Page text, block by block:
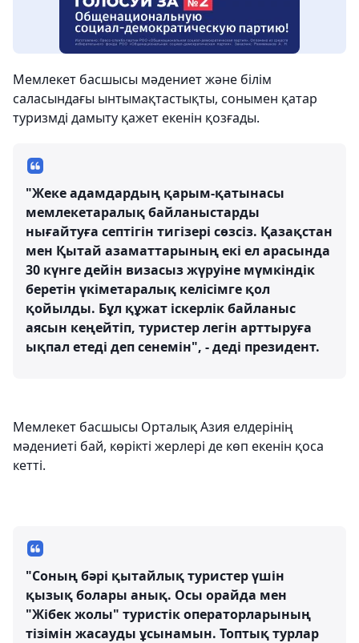
Мемлекет басшысы мәдениет және білім
саласындағы ынтымақтастықты, сонымен қатар
туризмді дамыту қажет екенін қозғады.
"Жеке адамдардың қарым-қатынасы
мемлекетаралық байланыстарды
нығайтуға септігін тигізері сөзсіз. Қазақстан
мен Қытай азаматтарының екі ел арасында
30 күнге дейін визасыз жүруіне мүмкіндік
беретін үкіметаралық келісімге қол
қойылды. Бұл құжат іскерлік байланыс
аясын кеңейтіп, туристер легін арттыруға
ықпал етеді деп сенемін", - деді президент.
Мемлекет басшысы Орталық Азия елдерінің
мәдениеті бай, көрікті жерлері де көп екенін қоса
кетті.
"Соның бәрі қытайлық туристер үшін
қызық болары анық. Осы орайда мен
"Жібек жолы" туристік операторларының
тізімін жасауды ұсынамын. Топтық турлар